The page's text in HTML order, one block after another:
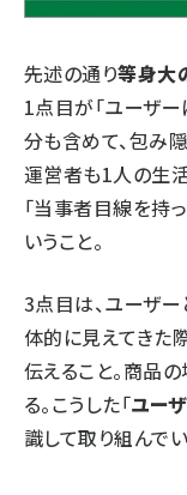
先述の通り等身大
1点目が「ユーザー
分も含めて、包み
運営者も1人の生
「当事者目線を持
いうこと。
3点目は、ユーザ
体的に見えてきた
伝えること。商品
る。こうした「ユー
識して取り組んでい